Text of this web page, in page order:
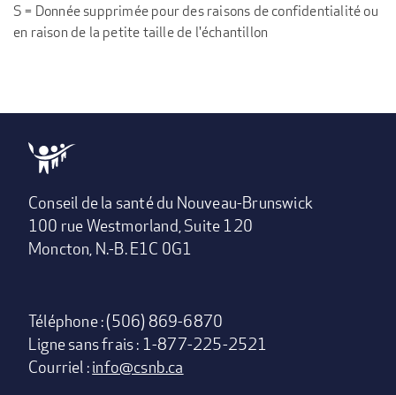
S = Donnée supprimée pour des raisons de confidentialité ou
en raison de la petite taille de l'échantillon
Conseil de la santé du Nouveau-Brunswick
100 rue Westmorland, Suite 120
Moncton, N.-B. E1C 0G1
Téléphone : (506) 869-6870
Ligne sans frais : 1-877-225-2521
Courriel :info@csnb.ca